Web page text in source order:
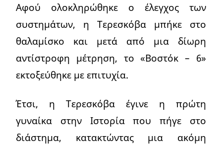
Αφού ολοκληρώθηκε ο έλεγχος των
συστημάτων, η Τερεσκόβα μπήκε στο
θαλαμίσκο και μετά από μια δίωρη
αντίστροφη μέτρηση, το «Βοστόκ – 6»
εκτοξεύθηκε με επιτυχία.
Έτσι, η Τερεσκόβα έγινε η πρώτη
γυναίκα στην Ιστορία που πήγε στο
διάστημα, κατακτώντας μια ακόμη